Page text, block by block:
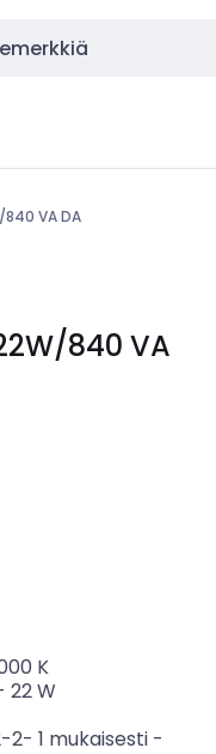
VA DA
840 VA
K
22W
1 mukaisesti-